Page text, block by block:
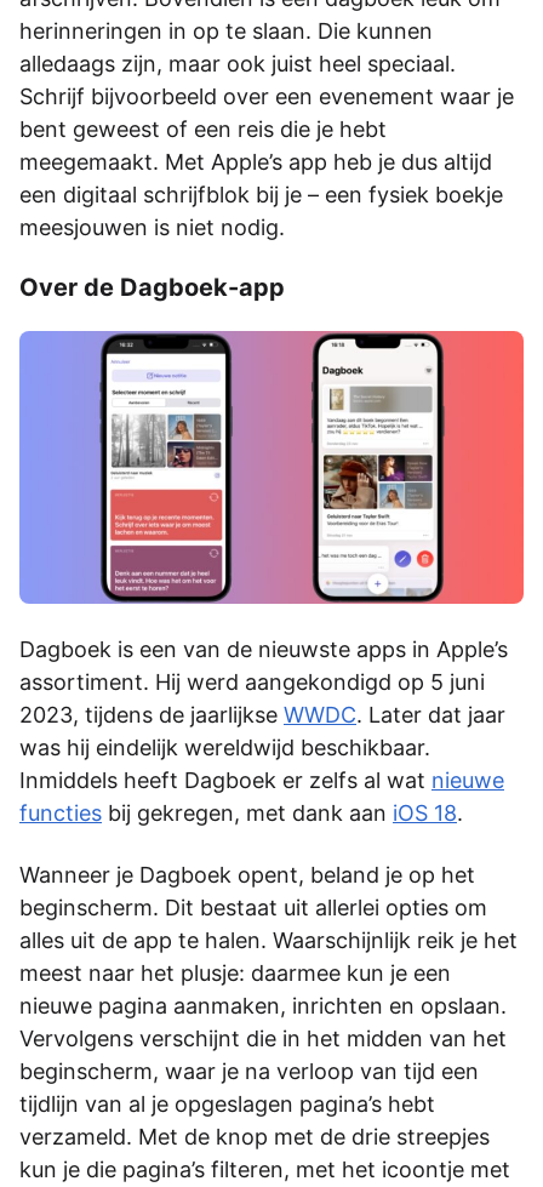
herinneringen in op te slaan. Die kunnen
alledaags zijn, maar ook juist heel speciaal.
Schrijf bijvoorbeeld over een evenement waar je
bent geweest of een reis die je hebt
meegemaakt. Met Apple’s app heb je dus altijd
een digitaal schrijfblok bij je – een fysiek boekje
meesjouwen is niet nodig.
Over de Dagboek-app
Dagboek is een van de nieuwste apps in Apple’s
assortiment. Hij werd aangekondigd op 5 juni
2023, tijdens de jaarlijkse WWDC. Later dat jaar
was hij eindelijk wereldwijd beschikbaar.
Inmiddels heeft Dagboek er zelfs al wat nieuwe
functies bij gekregen, met dank aan iOS 18.
Wanneer je Dagboek opent, beland je op het
beginscherm. Dit bestaat uit allerlei opties om
alles uit de app te halen. Waarschijnlijk reik je het
meest naar het plusje: daarmee kun je een
nieuwe pagina aanmaken, inrichten en opslaan.
Vervolgens verschijnt die in het midden van het
beginscherm, waar je na verloop van tijd een
tijdlijn van al je opgeslagen pagina’s hebt
verzameld. Met de knop met de drie streepjes
kun je die pagina’s filteren, met het icoontje met